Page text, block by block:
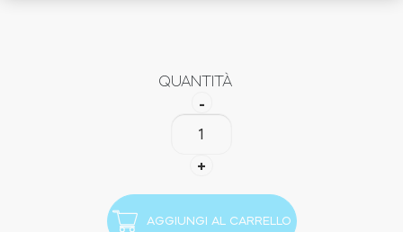
QUANTITÀ
-
Door
+
AGGIUNGI AL CARRELLO